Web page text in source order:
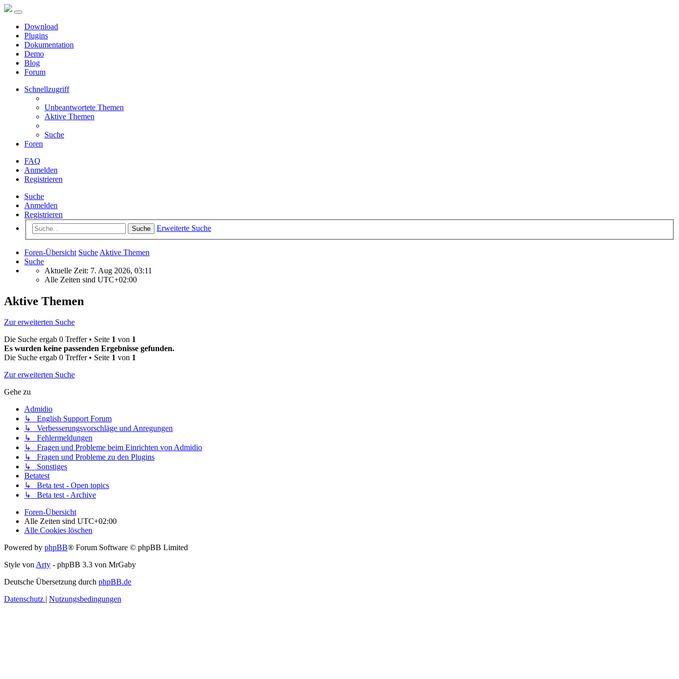
Download
Plugins
Dokumentation
Demo
Blog
Forum
Schnellzugriff
Unbeantwortete Themen
Aktive Themen
Suche
Foren
FAQ
Anmelden
Registrieren
Suche
Anmelden
Registrieren
Suche Erweiterte Suche
Foren-Übersicht Suche Aktive Themen
Suche
Aktuelle Zeit: 7. Aug 2026, 03:11
Alle Zeiten sind UTC+02:00
Aktive Themen
Zur erweiterten Suche
Die Suche ergab 0 Treffer • Seite 1 von 1
Es wurden keine passenden Ergebnisse gefunden.
Die Suche ergab 0 Treffer • Seite 1 von 1
Zur erweiterten Suche
Gehe zu
Admidio
↳ English Support Forum
↳ Verbesserungsvorschläge und Anregungen
↳ Fehlermeldungen
↳ Fragen und Probleme beim Einrichten von Admidio
↳ Fragen und Probleme zu den Plugins
↳ Sonstiges
Betatest
↳ Beta test - Open topics
↳ Beta test - Archive
Foren-Übersicht
Alle Zeiten sind UTC+02:00
Alle Cookies löschen
Powered by phpBB® Forum Software © phpBB Limited
Style vonArty - phpBB 3.3 von MrGaby
Deutsche Übersetzung durch phpBB.de
Datenschutz | Nutzungsbedingungen